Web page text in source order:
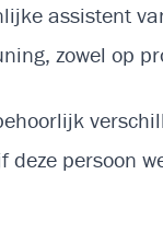
assistent
zowel op
persoon